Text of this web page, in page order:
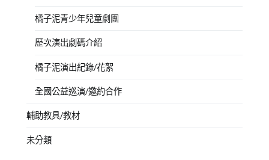
橘子泥青少年兒童劇團
歷次演出劇碼介紹
橘子泥演出紀錄/花絮
全國公益巡演/邀約合作
輔助教具/教材
未分類